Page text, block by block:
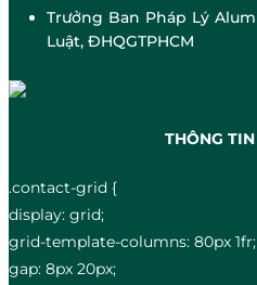
Trưởng Ban Pháp Lý
Luật, ĐHQGTPHCM
THÔNG
.contact-grid {
display: grid;
grid-template-columns: 80px 1fr;
gap: 8px 20px;